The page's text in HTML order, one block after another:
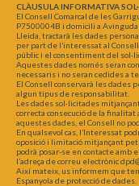
CLÀUSULA INFORMATIVA
El Consell Comarcal de les
P7500004B i domicili a
Lleida, tractarà les dades
per part de l’interessat al
públic i el consentiment del
Aquestes dades només seran
necessaris i no seran cedides a
El Consell conservarà les
algun tipus de responsabilitat.
Les dades sol·licitades
correcta consecució de la
aquestes dades, el Consell no
En qualsevol cas, l’Interessat
oposició i limitació mitjançant
podrà posar-se en contacte amb
l’adreça de correu electrònic
Així mateix, us informem que
Espanyola de protecció de dades.